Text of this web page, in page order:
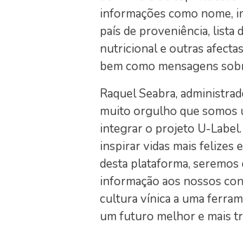
informações como nome,
país de proveniência, lista
nutricional e outras
bem como mensagens
Raquel Seabra,
muito orgulho que somos
integrar o projeto U-
inspirar vidas mais felizes
desta plataforma,
informação aos nossos
cultura vínica a uma
um futuro melhor e mais